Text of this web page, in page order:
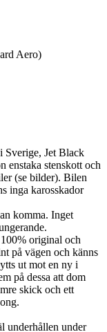
Aero)
Sverige, Jet Black
enstaka stenskott och
(se bilder). Bilen
inga karosskador
komma. Inget
original och
på vägen och känns
ut mot en ny i
på dessa att dom
skick och ett
underhållen under